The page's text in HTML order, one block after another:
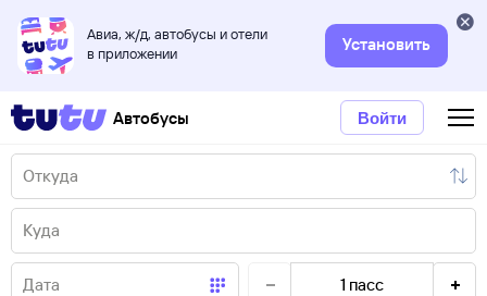
Авиа, ж/д, автобусы и отели
в приложении
Установить
Автобусы Войти
1 пасс